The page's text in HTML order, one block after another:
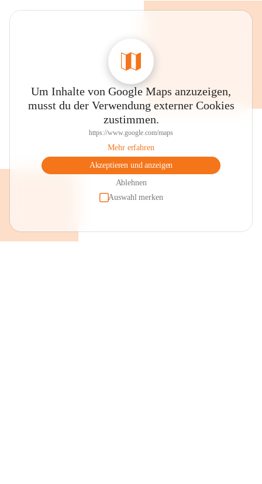
Um Inhalte von Google Maps anzuzeigen,
musst du der Verwendung externer Cookies
zustimmen.
https://www.google.com/maps
Mehr erfahren
Akzeptieren und anzeigen
Ablehnen
Auswahl merken